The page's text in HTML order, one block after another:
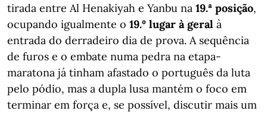
tirada entre Al Henakiyah e Yanbu na 19.ª posição,
ocupando igualmente o 19.º lugar à geral à
entrada do derradeiro dia de prova. A sequência
de furos e o embate numa pedra na etapa-
maratona já tinham afastado o português da luta
pelo pódio, mas a dupla lusa mantém o foco em
terminar em força e, se possível, discutir mais um